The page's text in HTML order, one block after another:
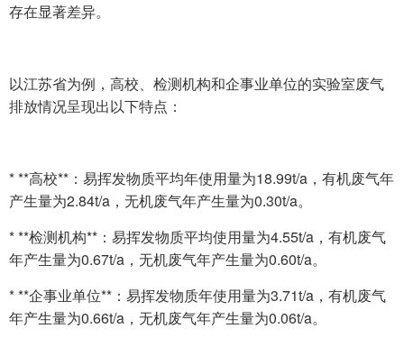
存在显著差异。
以江苏省为例，高校、检测机构和企事业单位的实验室废气
排放情况呈现出以下特点：
* **高校**：易挥发物质平均年使用量为18.99t/a，有机废气年
产生量为2.84t/a，无机废气年产生量为0.30t/a。
* **检测机构**：易挥发物质平均使用量为4.55t/a，有机废气
年产生量为0.67t/a，无机废气年产生量为0.60t/a。
* **企事业单位**：易挥发物质年使用量为3.71t/a，有机废气
年产生量为0.66t/a，无机废气年产生量为0.06t/a。